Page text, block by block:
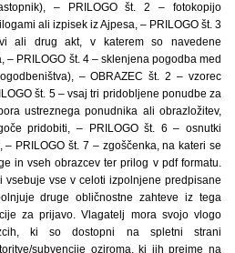
– PRILOGO št. 2 – fotokopijo
ali izpisek iz Ajpesa, – PRILOGO št. 3
ali drug akt, v katerem so navedene
PRILOGO št. 4 – sklenjena pogodba med
– OBRAZEC št. 2 – vzorec
št. 5 – vsaj tri pridobljene ponudbe za
ustreznega ponudnika ali obrazložitev,
pridobiti, – PRILOGO št. 6 – osnutki
PRILOGO št. 7 – zgoščenka, na kateri se
in vseh obrazcev ter prilog v pdf formatu.
vsebuje vse v celoti izpolnjene predpisane
druge obličnostne zahteve iz tega
za prijavo. Vlagatelj mora svojo vlogo
ki so dostopni na spletni strani
subvencije oziroma, ki jih prejme na